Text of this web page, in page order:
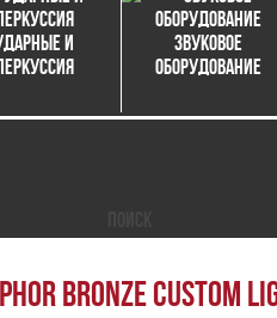
и
Звуковое
оборудование
Bronze